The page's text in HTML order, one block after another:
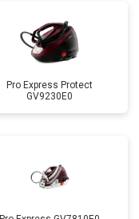
Pro Express Protect
GV9230E0